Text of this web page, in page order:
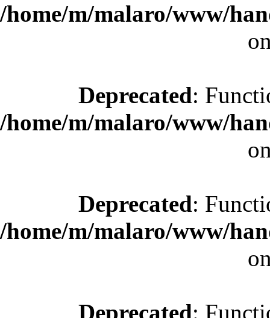
/home/m/malaro/www/
Deprecated:
/home/m/malaro/www/
Deprecated:
/home/m/malaro/www/
Deprecated: